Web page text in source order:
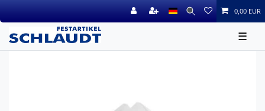
0,00 EUR
☰